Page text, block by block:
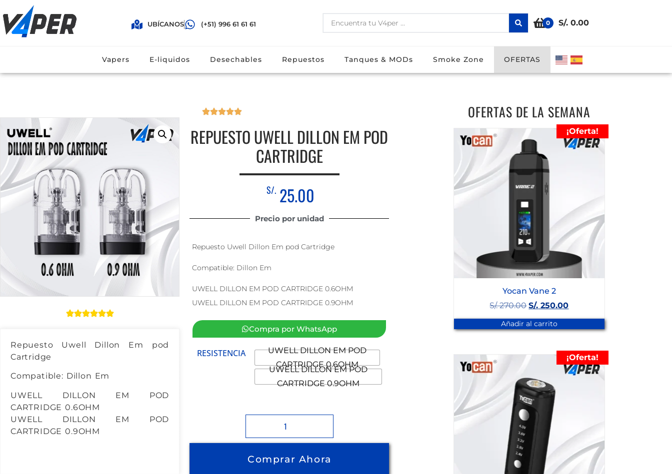
UBÍCANOS (+51) 996 61 61 61 0 S/. 0.00
Vapers E-liquidos Desechables Repuestos Tanques & MODs Smoke Zone OFERTAS
Repuesto Uwell Dillon Em pod
Cartridge
Compatible: Dillon Em
UWELL DILLON EM POD
CARTRIDGE 0.6OHM
UWELL DILLON EM POD
CARTRIDGE 0.9OHM
REPUESTO UWELL DILLON EM POD
CARTRIDGE
S/. 25.00
Precio por unidad
Repuesto Uwell Dillon Em pod Cartridge
Compatible: Dillon Em
UWELL DILLON EM POD CARTRIDGE 0.6OHM
UWELL DILLON EM POD CARTRIDGE 0.9OHM
Compra por WhatsApp
RESISTENCIA
UWELL DILLON EM POD
CARTRIDGE 0.6OHM
UWELL DILLON EM POD
CARTRIDGE 0.9OHM
Comprar Ahora
OFERTAS DE LA SEMANA
¡Oferta!
Yocan Vane 2
S/.270.00 S/. 250.00
Añadir al carrito
¡Oferta!